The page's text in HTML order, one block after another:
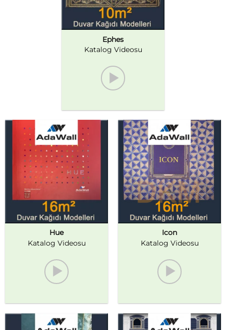
Ephes
Katalog Videosu
Hue
Katalog Videosu
Icon
Katalog Videosu